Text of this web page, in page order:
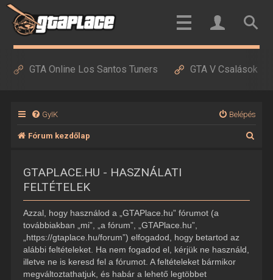
GTA Online Los Santos Tuners GTA V Csalások
GyIK Belépés
Fórum kezdőlap
GTAPLACE.HU - HASZNÁLATI
FELTÉTELEK
Azzal, hogy használod a „GTAPlace.hu” fórumot (a
továbbiakban „mi”, „a fórum”, „GTAPlace.hu”,
„https://gtaplace.hu/forum”) elfogadod, hogy betartod az
alábbi feltételeket. Ha nem fogadod el, kérjük ne használd,
illetve ne is keresd fel a fórumot. A feltételeket bármikor
megváltoztathatjuk, és habár a lehető legtöbbet